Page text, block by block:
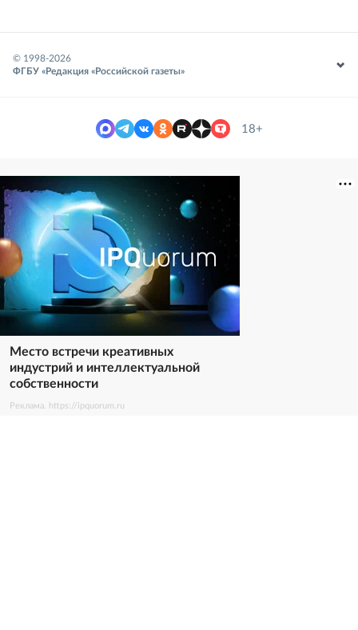
© 1998-2026
ФГБУ «Редакция «Российской газеты»
18+
Место встречи креативных
индустрий и интеллектуальной
собственности
Реклама. https://ipquorum.ru